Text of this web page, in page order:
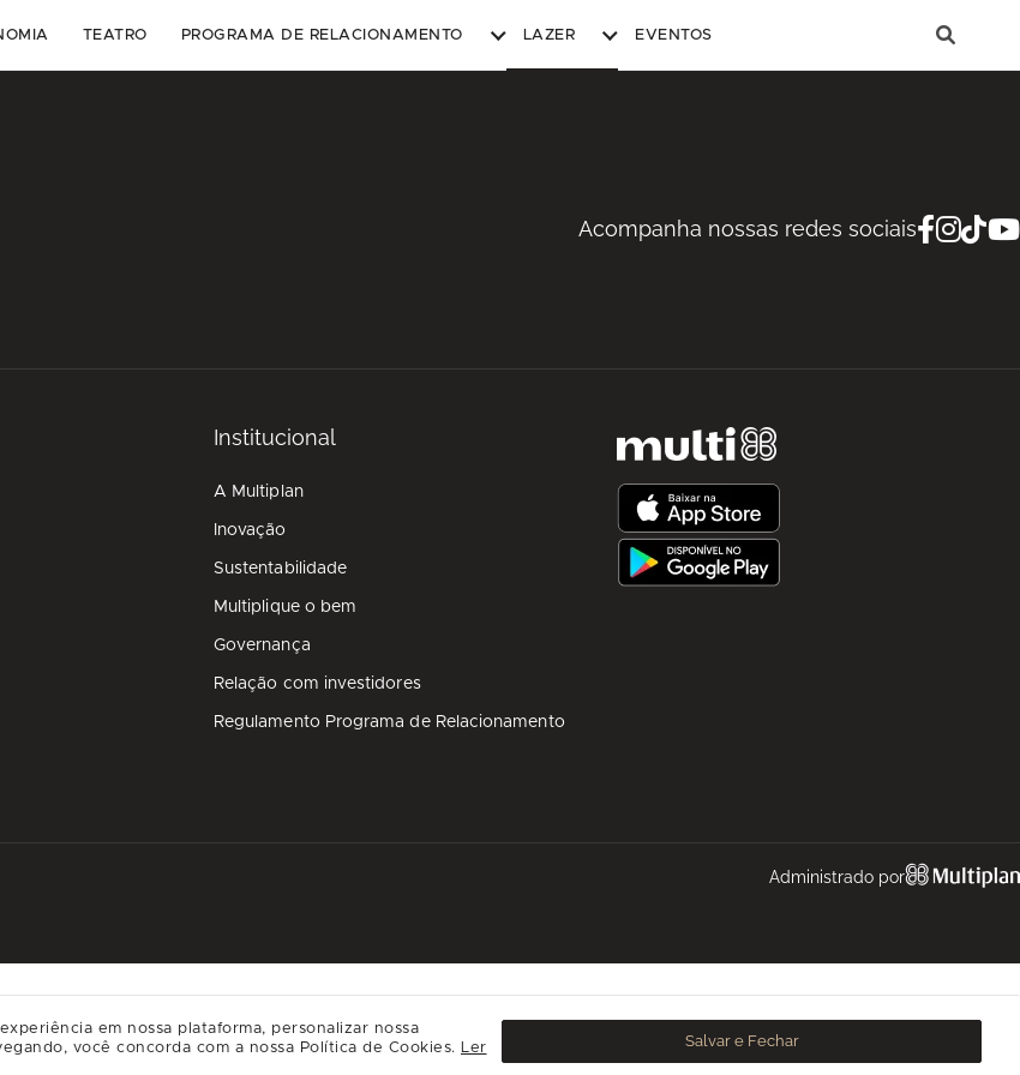
TEATRO PROGRAMA DE RELACIONAMENTO LAZER EVENTOS
Acompanha nossas redes sociais
Institucional
A Multiplan
Inovação
Sustentabilidade
Multiplique o bem
Governança
Relação com investidores
Regulamento Programa de Relacionamento
Administrado por
em nossa plataforma, personalizar nossa
você concorda com a nossa Política de Cookies. Ler
Salvar e Fechar